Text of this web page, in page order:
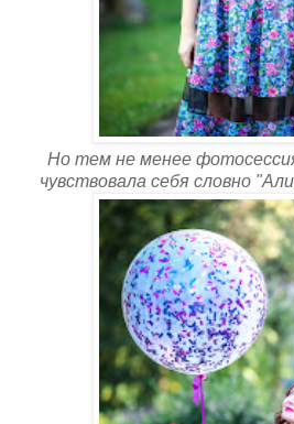
Но тем не менее
чувствовала себя словно